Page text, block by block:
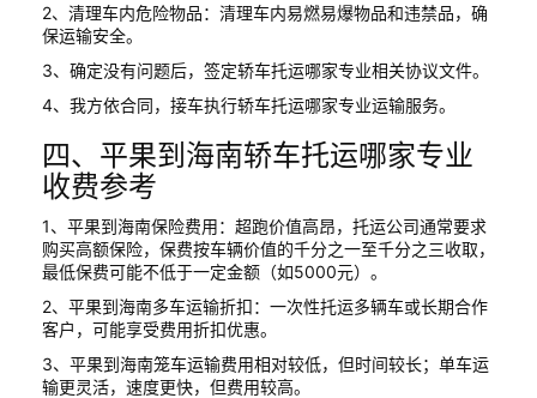
2、清理车内危险物品：清理车内易燃易爆物品和违禁品，确
保运输安全。
3、确定没有问题后，签定轿车托运哪家专业相关协议文件。
4、我方依合同，接车执行轿车托运哪家专业运输服务。
四、平果到海南轿车托运哪家专业
收费参考
1、平果到海南保险费用：超跑价值高昂，托运公司通常要求
购买高额保险，保费按车辆价值的千分之一至千分之三收取，
最低保费可能不低于一定金额（如5000元）。
2、平果到海南多车运输折扣：一次性托运多辆车或长期合作
客户，可能享受费用折扣优惠。
3、平果到海南笼车运输费用相对较低，但时间较长；单车运
输更灵活，速度更快，但费用较高。